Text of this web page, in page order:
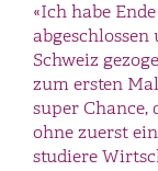
«Das
der OST bietet
Theorie und
eine
klassischen
Modell. Drei
Tagen
«Ich habe
Schweiz
zum ersten
super
ohne zuerst
studiere